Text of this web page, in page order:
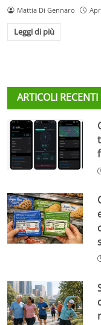
Mattia Di Gennaro
Leggi di più
ARTICOLI RECENTI